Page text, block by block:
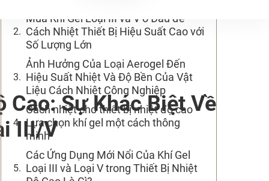
Cao: Sự Khác Biệt Về
III/V
Mua Khí Gel Loại III và V ở Đâu để
Cách Nhiệt Thiết Bị Hiệu Suất Cao với
Số Lượng Lớn
Ảnh Hưởng Của Loại Aerogel Đến
Hiệu Suất Nhiệt Và Độ Bền Của Vật
Liệu Cách Nhiệt Công Nghiệp
Cách nhiệt cho thiết bị nhiệt độ cao -
Lựa chọn khí gel một cách thông
minh
Các Ứng Dụng Mới Nổi Của Khí Gel
Loại III và Loại V trong Thiết Bị Nhiệt